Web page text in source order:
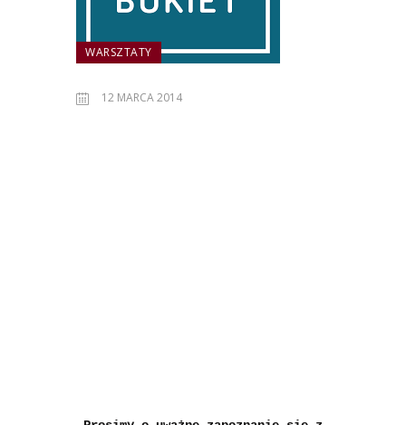
WARSZTATY
12 MARCA 2014